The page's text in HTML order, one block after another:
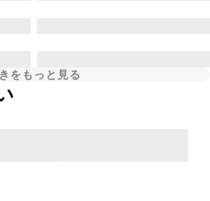
をもっと見る